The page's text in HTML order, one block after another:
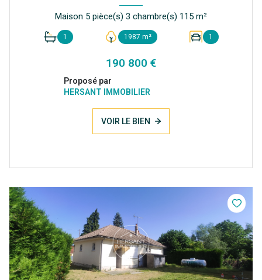
Maison 5 pièce(s) 3 chambre(s) 115 m²
1 1987 m² 1
190 800 €
Proposé par
HERSANT IMMOBILIER
VOIR LE BIEN